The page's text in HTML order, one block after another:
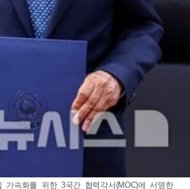
속화를 위한 3국간 협력각서(MOC)에 서명한